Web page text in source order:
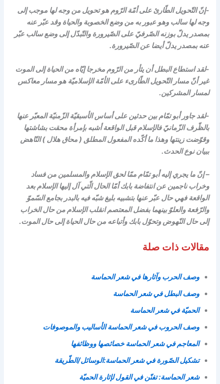
-إنّ التّحويل الطّارئ على أمّة الرّوم هو تحويل من وجه لها موجب إلى
وجه لها سالب وهو عبور به من وضع الخصوبة والحياة وقد عبّر عنه
بمصدر يدلّ بوزنه الصّرفيّ على الصّيرورة والتّبدّل إلى وضع سالب عبّر
عنه بمصدر يدلّ أيضا عن الصّيرورة.
-لقد استطاع البطل أن يثأر من الرّوم مخرجا إيّاه من الحياة إلى الموت
غير أنّ مسار التّحويل الطّارىء على الأمّة الإسلاميّة هو مسار معاكس
لمسار المشركين.
-لقد جاور أبو تمّام بين حدثين على أساس الأسبقيّة الزّمنيّة المعبّر عنها
بالظّرف الزّمانيّ فالإسلام قبل الواقعة أشبه بإمرأة محقت بشاشتها
وقوّضت زينتها وهذا ما أكّده المفعول المطلق ( محاق هلال ) النّاهض
ببيان نوع الحدث.
– إنّ ما يجري إليه أبو تمّام ممّا لحق الإسلام والمسلمين من فساد
وخراب ناجمين عن انتفاضة بابك أمّا الحال الّتي آل إليها الإسلام بعد
الواقعة فهي حال عبّر عنها بتشبيه بليغ شبّه فيه بالبدر بجامع السّموّ
والرّفعة والعلوّ بينهما بفضل المعتصم انقلب الإسلام من حال الخراب
إلى حال النّهوض وتحوّل بابك وأتباعه من حال الحياة إلى حال الموت.
مقالات ذات صلة
وصف الحرب وآثارها في شعر الحماسة
وصف البطل في شعر الحماسة
الحميّة في شعر الحماسة
وصف الحروب في شعر الحماسة الأساليب والموصوفات
المعاجم في شعر الحماسة خصائصها ووظائفها
تشكيل الصّورة في شعر الحماسة:الوسائل/الطّريقة
شعر الحماسة: تفنّن في القول لإثارة الحميّة